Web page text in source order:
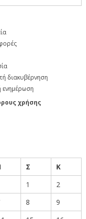
διακυβέρνηση
ενημέρωση
χρήσης
Σ
Κ
1
2
8
9